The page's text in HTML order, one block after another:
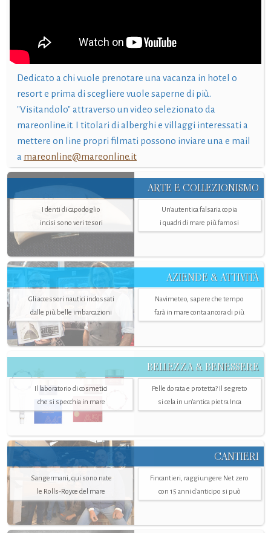
Dedicato a chi vuole prenotare una vacanza in hotel o
resort e prima di scegliere vuole saperne di più.
"Visitandolo" attraverso un video selezionato da
mareonline.it. I titolari di alberghi e villaggi interessati a
mettere on line propri filmati possono inviare una e mail
a mareonline@mareonline.it
ARTE E COLLEZIONISMO
I denti di capodoglio
incisi sono veri tesori
Un’autentica falsaria copia
i quadri di mare più famosi
AZIENDE & ATTIVITÀ
Gli accessori nautici indossati
dalle più belle imbarcazioni
Navimeteo, sapere che tempo
farà in mare conta ancora di più
BELLEZZA & BENESSERE
Il laboratorio di cosmetici
che si specchia in mare
Pelle dorata e protetta? Il segreto
si cela in un’antica pietra Inca
CANTIERI
Sangermani, qui sono nate
le Rolls-Royce del mare
Fincantieri, raggiungere Net zero
con 15 anni d'anticipo si può